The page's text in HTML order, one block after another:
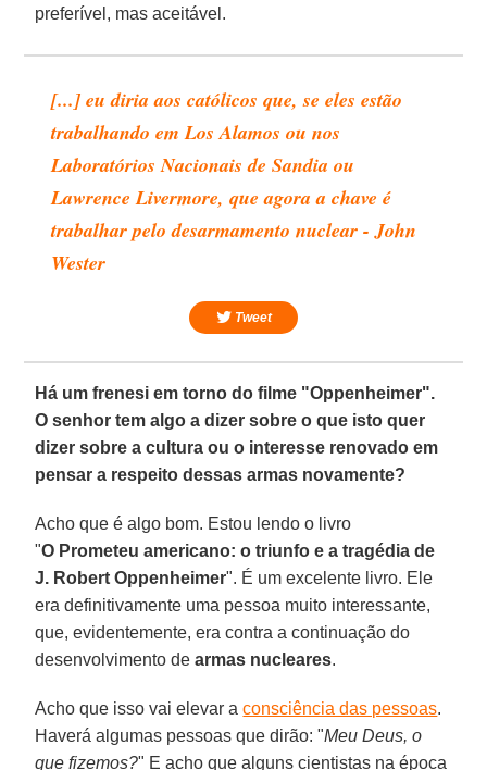
preferível, mas aceitável.
[...] eu diria aos católicos que, se eles estão
trabalhando em Los Alamos ou nos
Laboratórios Nacionais de Sandia ou
Lawrence Livermore, que agora a chave é
trabalhar pelo desarmamento nuclear - John
Wester
Tweet
Há um frenesi em torno do filme "Oppenheimer".
O senhor tem algo a dizer sobre o que isto quer
dizer sobre a cultura ou o interesse renovado em
pensar a respeito dessas armas novamente?
Acho que é algo bom. Estou lendo o livro
"O Prometeu americano: o triunfo e a tragédia de
J. Robert Oppenheimer". É um excelente livro. Ele
era definitivamente uma pessoa muito interessante,
que, evidentemente, era contra a continuação do
desenvolvimento dearmas nucleares.
Acho que isso vai elevar aconsciência das pessoas.
Haverá algumas pessoas que dirão: "Meu Deus, o
que fizemos?" E acho que alguns cientistas na época